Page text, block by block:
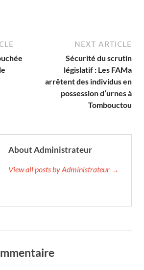
NEXT ARTICLE
Sécurité du scrutin
législatif : Les FAMa
arrêtent des individus en
possession d’urnes à
Tombouctou
About Administrateur
View all posts by Administrateur →